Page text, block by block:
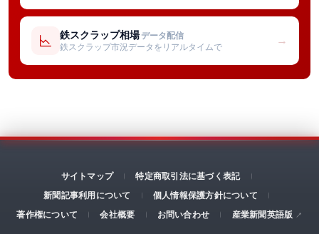
鉄スクラップ相場 データ配信
鉄スクラップ市況データをリアルタイムで
→
サイトマップ
特定商取引法に基づく表記
新聞記事利用について
個人情報保護方針について
著作権について
会社概要 お問い合わせ 産業新聞英語版